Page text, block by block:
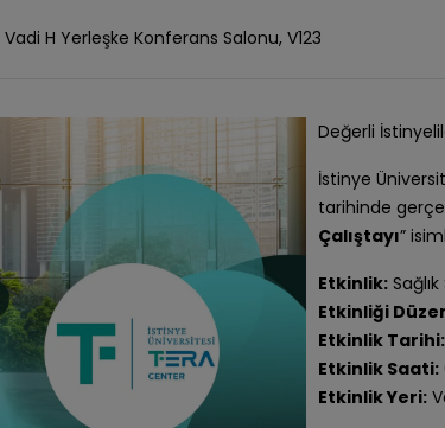
Vadi H Yerleşke Konferans Salonu, V123
Değerli
İstinye
tarihinde
Çalıştayı”
Etkinlik:
Etkinliği
Etkinlik Tarihi:
Etkinlik Saati:
Etkinlik Yeri: